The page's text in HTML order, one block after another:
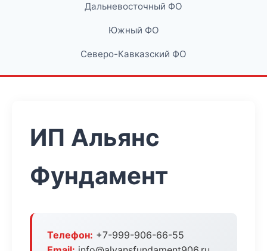
Дальневосточный ФО
Южный ФО
Северо-Кавказский ФО
ИП Альянс
Фундамент
Телефон: +7-999-906-66-55